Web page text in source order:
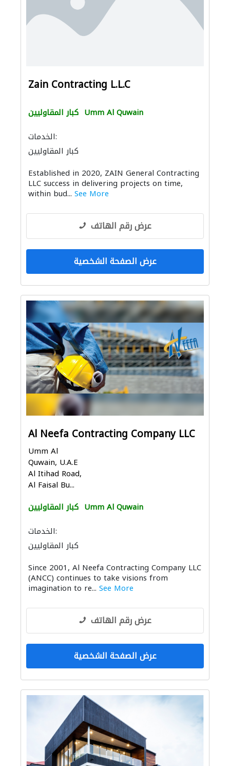
Zain Contracting L.L.C
كبار المقاوليين Umm Al Quwain
الخدمات:
كبار المقاوليين
Established in 2020, ZAIN General Contracting
LLC success in delivering projects on time,
within bud... See More
عرض رقم الهاتف
عرض الصفحة الشخصية
Al Neefa Contracting Company LLC
Umm Al
Quwain, U.A.E
Al Itihad Road,
Al Faisal Bu...
كبار المقاوليين Umm Al Quwain
الخدمات:
كبار المقاوليين
Since 2001, Al Neefa Contracting Company LLC
(ANCC) continues to take visions from
imagination to re... See More
عرض رقم الهاتف
عرض الصفحة الشخصية